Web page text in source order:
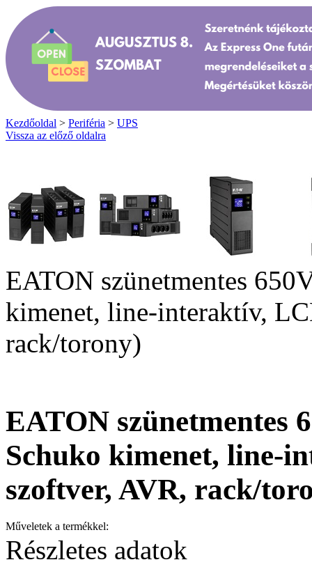
Kezdőoldal > Periféria > UPS
Vissza az előző oldalra
EATON szünetmentes
kimenet, line-interaktív,
rack/torony)
EATON szünetmentes
Schuko kimenet, line-
szoftver, AVR, rack/
Műveletek a termékkel:
Részletes adatok